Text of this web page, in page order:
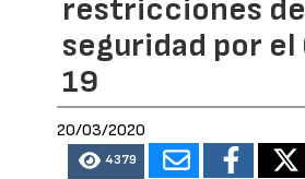
restricciones de
seguridad por el
19
20/03/2020
4379